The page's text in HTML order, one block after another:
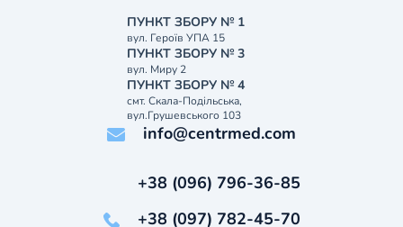
ПУНКТ ЗБОРУ № 1
вул. Героїв УПА 15
ПУНКТ ЗБОРУ № 3
вул. Миру 2
ПУНКТ ЗБОРУ № 4
смт. Скала-Подільська,
вул.Грушевського 103
info@centrmed.com
+38 (096) 796-36-85
+38 (097) 782-45-70